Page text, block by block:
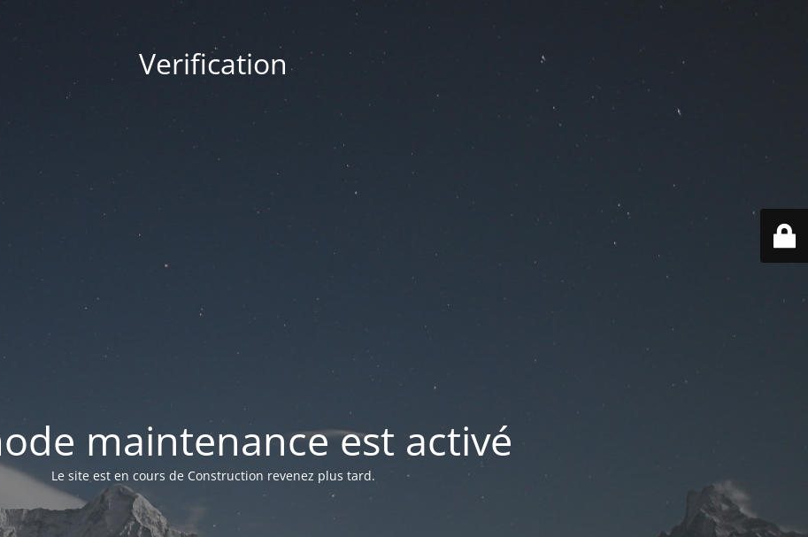
Verification
maintenance est activé
Le site est en cours de Construction revenez plus tard.